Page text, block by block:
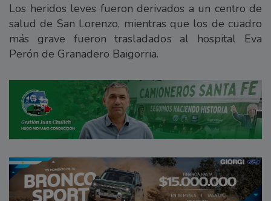
Los heridos leves fueron derivados a un centro de
salud de San Lorenzo, mientras que los de cuadro
más grave fueron trasladados al hospital Eva
Perón de Granadero Baigorria.